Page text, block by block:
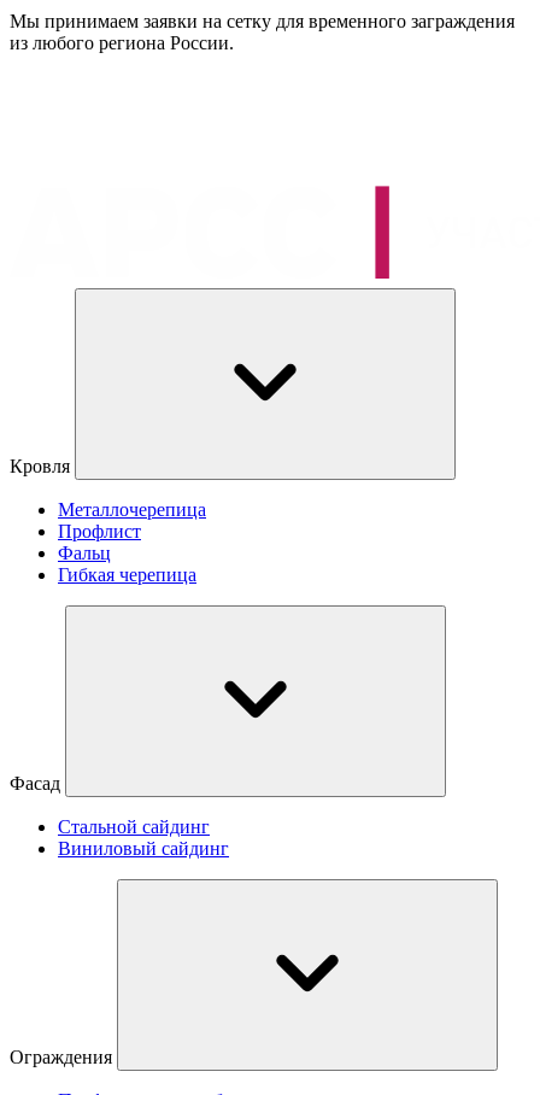
Мы принимаем заявки на сетку для временного заграждения
из любого региона России.
Кровля
Металлочерепица
Профлист
Фальц
Гибкая черепица
Фасад
Стальной сайдинг
Виниловый сайдинг
Ограждения